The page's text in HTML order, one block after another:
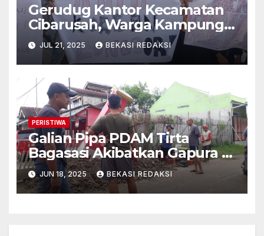
Gerudug Kantor Kecamatan
Cibarusah, Warga Kampung
Cigoong Menuntut Relokasi
Rumah
JUL 21, 2025 BEKASI REDAKSI
PERISTIWA
Galian Pipa PDAM Tirta
Bagasasi Akibatkan Gapura di
Bumi Citra Lestari Ambruk
JUN 18, 2025 BEKASI REDAKSI